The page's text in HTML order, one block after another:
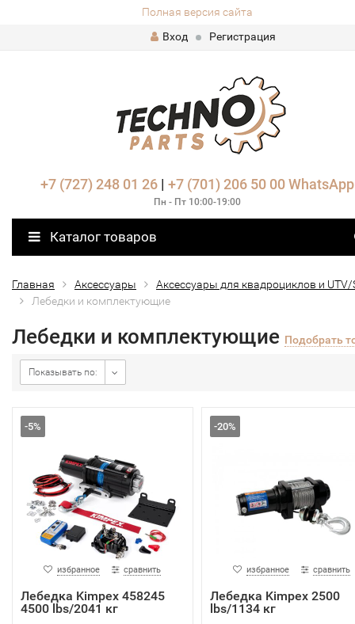
Полная версия сайта
Вход
Регистрация
+7 (727) 248 01 26| +7 (701) 206 50 00 WhatsApp
Пн - Пт 10:00-19:00
Каталог товаров
Главная Аксессуары
Аксессуары для квадроциклов и UTV/
Лебедки и комплектующие
Лебедки и комплектующие Подобрать
Показывать по:
-5%
избранное сравнить
Лебедка Kimpex 458245
4500 lbs/2041 кг
-20%
избранное сравнить
Лебедка Kimpex 2500
lbs/1134 кг